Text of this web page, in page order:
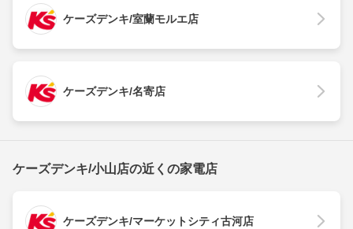
ケーズデンキ/室蘭モルエ店
ケーズデンキ/名寄店
ケーズデンキ/小山店の近くの家電店
ケーズデンキ/マーケットシティ古河店